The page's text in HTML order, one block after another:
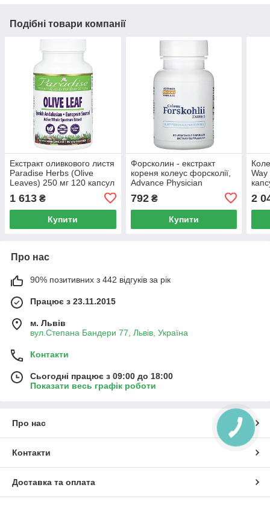
Подібні товари компанії
Екстракт оливкового листя
Paradise Herbs (Olive
Leaves) 250 мг 120 капсул
1 613 ₴
Купити
Форсколин - екстракт
кореня колеус форсколії,
Advance Physician
Formulas, Inc, 100 мг, 60
капсул
792₴
Купити
2
Про нас
90% позитивних з 442 відгуків за рік
Працює з 23.11.2015
м. Львів
вул.Степана Бандери 77, Львів, Україна
Контакти
Сьогодні працює з 09:00 до 18:00
Показати весь графік роботи
Про нас
Контакти
Доставка та оплата
КНОПКА
ЗВ'ЯЗКУ